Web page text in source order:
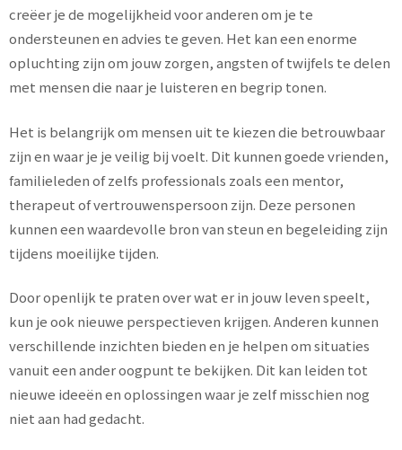
creëer je de mogelijkheid voor anderen om je te
ondersteunen en advies te geven. Het kan een enorme
opluchting zijn om jouw zorgen, angsten of twijfels te delen
met mensen die naar je luisteren en begrip tonen.
Het is belangrijk om mensen uit te kiezen die betrouwbaar
zijn en waar je je veilig bij voelt. Dit kunnen goede vrienden,
familieleden of zelfs professionals zoals een mentor,
therapeut of vertrouwenspersoon zijn. Deze personen
kunnen een waardevolle bron van steun en begeleiding zijn
tijdens moeilijke tijden.
Door openlijk te praten over wat er in jouw leven speelt,
kun je ook nieuwe perspectieven krijgen. Anderen kunnen
verschillende inzichten bieden en je helpen om situaties
vanuit een ander oogpunt te bekijken. Dit kan leiden tot
nieuwe ideeën en oplossingen waar je zelf misschien nog
niet aan had gedacht.